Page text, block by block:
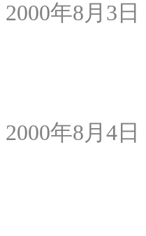
2000年8月3日
2000年8月4日